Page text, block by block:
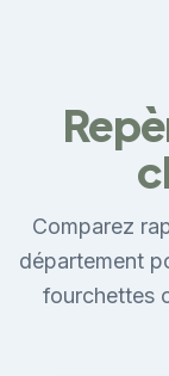
Comparez
département
fourchettes